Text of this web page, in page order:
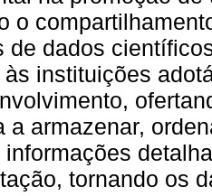
o
de dados
instituições
a armazenar,
informações
tornando os